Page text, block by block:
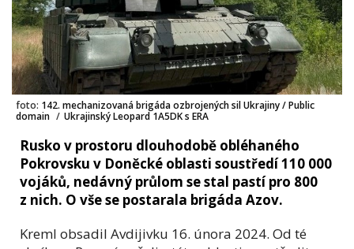
foto: 142. mechanizovaná brigáda ozbrojených sil Ukrajiny / Public
domain / Ukrajinský Leopard 1A5DK s ERA
Rusko v prostoru dlouhodobě obléhaného
Pokrovsku v Doněcké oblasti soustředí 110 000
vojáků, nedávný průlom se stal pastí pro 800
z nich. O vše se postarala brigáda Azov.
Kreml obsadil Avdijivku 16. února 2024. Od té